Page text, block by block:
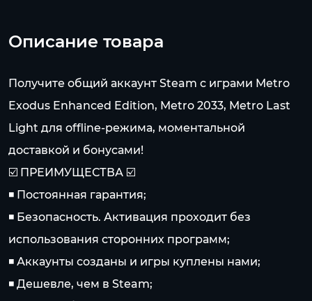
Описание товара
Получите общий аккаунт Steam с играми Metro
Exodus Enhanced Edition, Metro 2033, Metro Last
Light для offline-режима, моментальной
доставкой и бонусами!
☑️ ПРЕИМУЩЕСТВА ☑️
◾️ Постоянная гарантия;
◾️ Безопасность. Активация проходит без
использования сторонних программ;
◾️ Аккаунты созданы и игры куплены нами;
◾️ Дешевле, чем в Steam;